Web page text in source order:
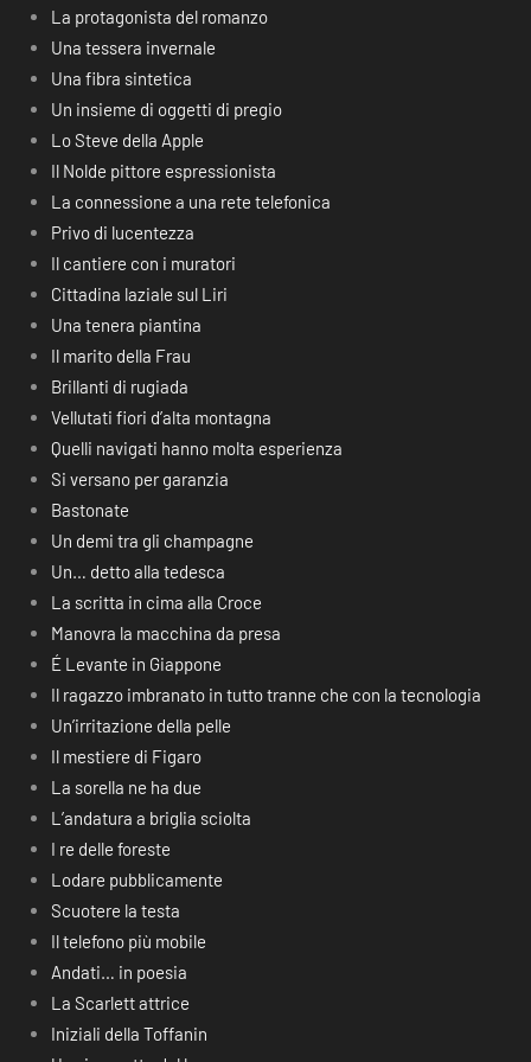
La protagonista del romanzo
Una tessera invernale
Una fibra sintetica
Un insieme di oggetti di pregio
Lo Steve della Apple
Il Nolde pittore espressionista
La connessione a una rete telefonica
Privo di lucentezza
Il cantiere con i muratori
Cittadina laziale sul Liri
Una tenera piantina
Il marito della Frau
Brillanti di rugiada
Vellutati fiori d’alta montagna
Quelli navigati hanno molta esperienza
Si versano per garanzia
Bastonate
Un demi tra gli champagne
Un… detto alla tedesca
La scritta in cima alla Croce
Manovra la macchina da presa
É Levante in Giappone
Il ragazzo imbranato in tutto tranne che con la tecnologia
Un’irritazione della pelle
Il mestiere di Figaro
La sorella ne ha due
L’andatura a briglia sciolta
I re delle foreste
Lodare pubblicamente
Scuotere la testa
Il telefono più mobile
Andati… in poesia
La Scarlett attrice
Iniziali della Toffanin